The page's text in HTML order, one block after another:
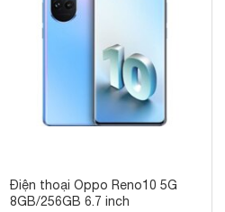
Điện thoại Oppo Reno10 5G
8GB/256GB 6.7 inch